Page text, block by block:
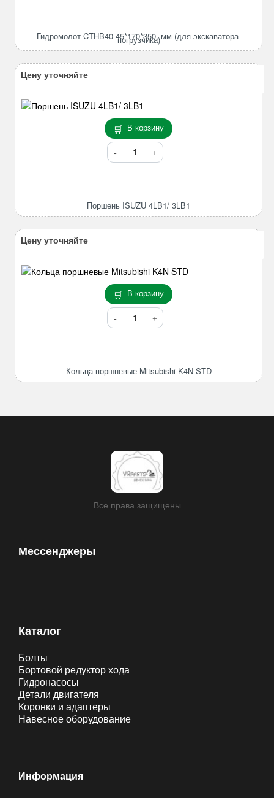
45*170*350,
мм
Гидромолот CTHB40 45*170*350, мм (для экскаватора-
погрузчика)
В корзину
Количество
товара
3LB1
Поршень ISUZU 4LB1/ 3LB1
Цену уточняйте
В корзину
Количество
товара
K4N
Кольца поршневые Mitsubishi K4N STD
Цену уточняйте
Все права защищены
Мессенджеры
Каталог
Болты
Бортовой редуктор хода
Гидронасосы
Детали двигателя
Коронки и адаптеры
Навесное оборудование
Информация